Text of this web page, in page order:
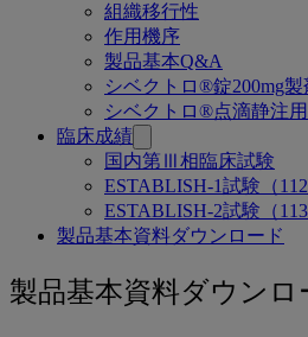
組織移行性
作用機序
製品基本Q&A
シベクトロ®錠200mg
シベクトロ®点滴静注
臨床成績
国内第Ⅲ相臨床試験
ESTABLISH-1試験（112
ESTABLISH-2試験（113
製品基本資料ダウンロード
製
製品基本資料ダウンロ